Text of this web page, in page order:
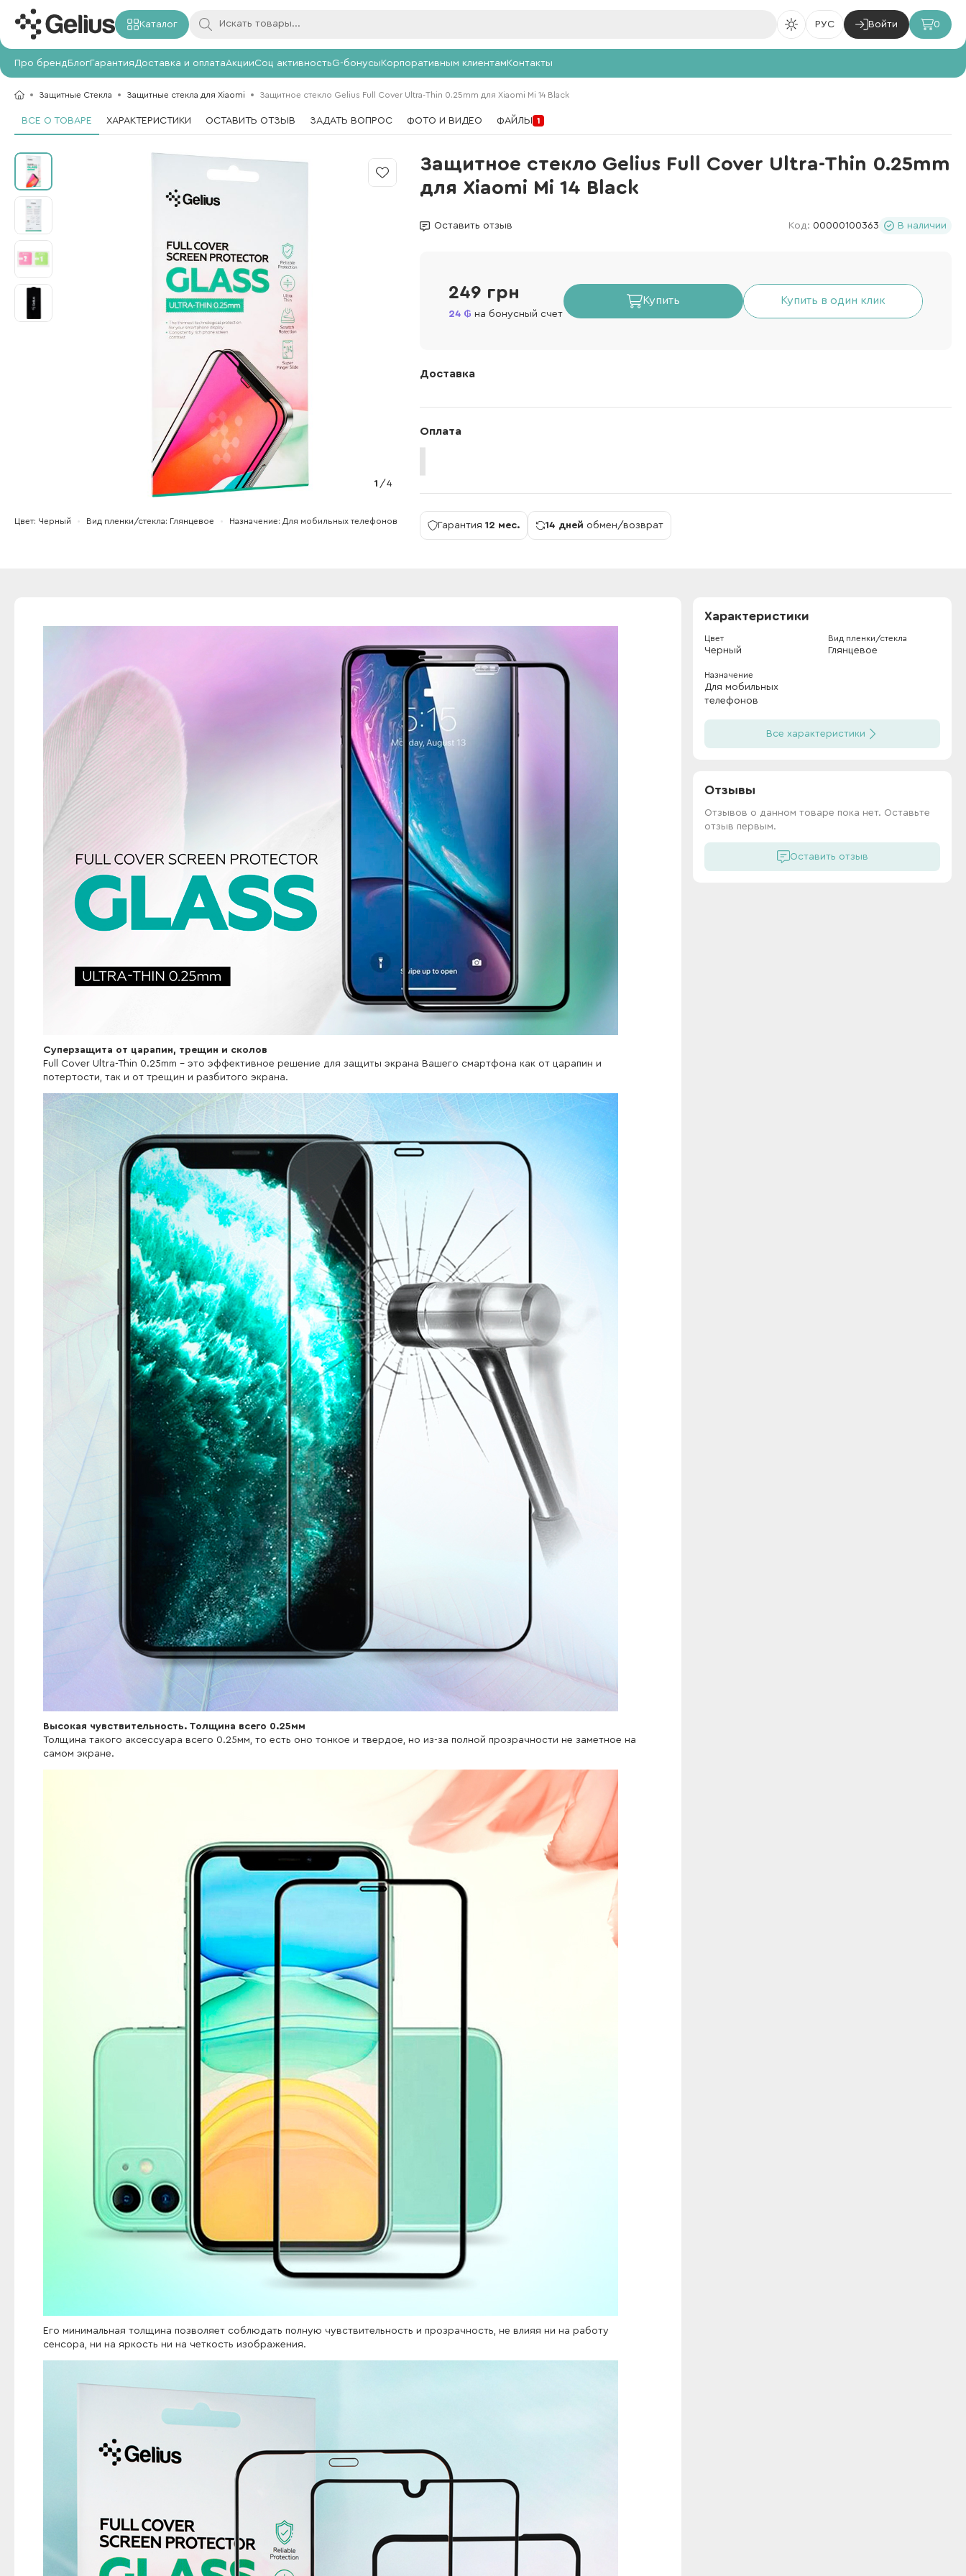
Каталог РУС Войти 0
Про брендБлогГарантия Доставка и оплатаАкцииСоц активностьG-бонусыКорпоративным клиентамКонтакты
Защитные Стекла Защитные стекла для Xiaomi Защитное стекло Gelius Full Cover Ultra-Thin 0.25mm для Xiaomi Mi 14 Black
ВСЕ О ТОВАРЕ ХАРАКТЕРИСТИКИ ОСТАВИТЬ ОТЗЫВ ЗАДАТЬ ВОПРОС ФОТО И ВИДЕО ФАЙЛЫ 1
Защитное стекло Gelius Full Cover Ultra-Thin 0.25mm
для Xiaomi Mi 14 Black
Оставить отзыв Код: 00000100363 В наличии
1 /4
Цвет Черный Вид пленки/стекла Глянцевое Назначение Для мобильных телефонов
249 грн
24 на бонусный счет
Купить Купить в один клик
Доставка
Оплата
Гарантия 12 мес. 14 дней обмен/возврат
Cуперзащита от царапин, трещин и сколов
Full Cover Ultra-Thin 0.25mm - это эффективное решение для защиты экрана Вашего смартфона как от царапин и
потертости, так и от трещин и разбитого экрана.
Высокая чувствительность. Толщина всего 0.25мм
Толщина такого аксессуара всего 0.25мм, то есть оно тонкое и твердое, но из-за полной прозрачности не заметное на
самом экране.
Его минимальная толщина позволяет соблюдать полную чувствительность и прозрачность, не влияя ни на работу
сенсора, ни на яркость ни на четкость изображения.
Характеристики
Цвет
Черный
Вид пленки/стекла
Глянцевое
Назначение
Для мобильных
телефонов
Все характеристики
Отзывы
Отзывов о данном товаре пока нет. Оставьте
отзыв первым.
Оставить отзыв